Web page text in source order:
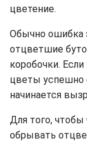
цветение.
Обычно ошибка
отцветшие
коробочки.
цветы успешно
начинается
Для того, чтобы
обрывать